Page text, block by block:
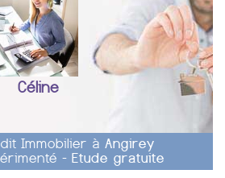
Céline
Immobilier à Angirey
- Etude gratuite